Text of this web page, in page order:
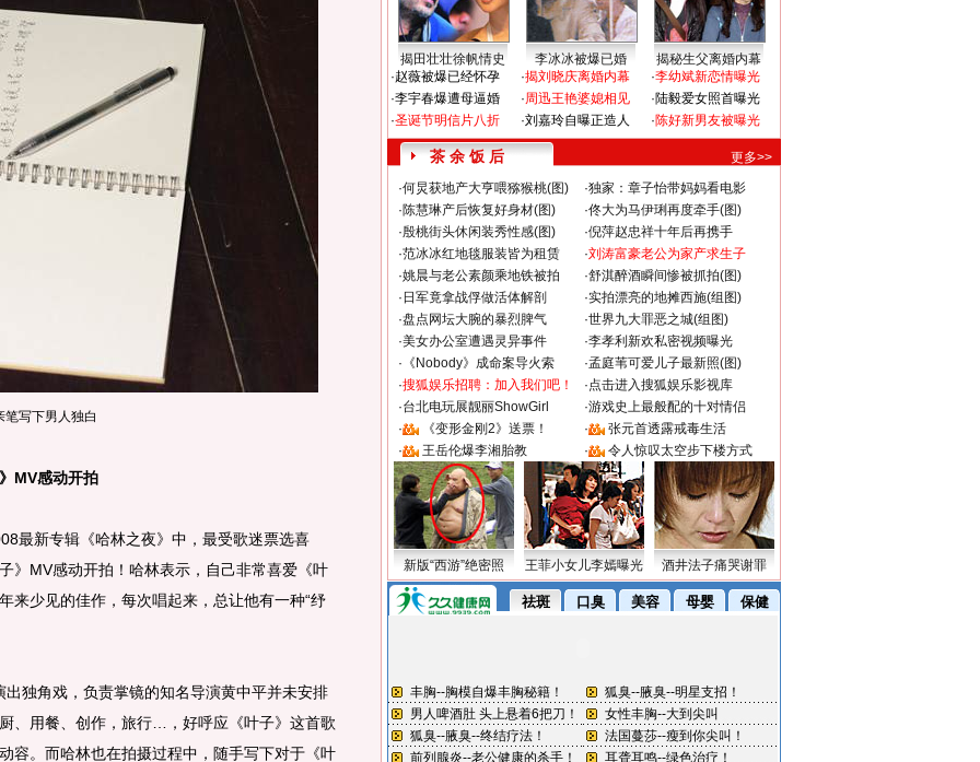
笔写下男人独白
MV感动开拍
新专辑《哈林之夜》中，最受歌迷票选喜
》MV感动开拍！哈林表示，自己非常喜爱《叶
来少见的佳作，每次唱起来，总让他有一种“纾
角戏，负责掌镜的知名导演黄中平并未安排
、用餐、创作，旅行…，好呼应《叶子》这首歌
容。 而哈林也在拍摄过程中，随手写下对于《叶
揭田壮壮徐帆情史 李冰冰被爆已婚
揭秘生父离婚内幕
·赵薇被爆已经怀孕
·李宇春爆遭母逼婚
·圣诞节明信片八折
·揭刘晓庆离婚内幕
·周迅王艳婆媳相见
·刘嘉玲自曝正造人
·李幼斌新恋情曝光
·陆毅爱女照首曝光
·陈好新男友被曝光
茶 余 饭 后
更多>>
·何炅获地产大亨喂猕猴桃(图) ·独家：章子怡带妈妈看电影
·陈慧琳产后恢复好身材(图) ·佟大为马伊琍再度牵手(图)
·殷桃街头休闲装秀性感(图) ·倪萍赵忠祥十年后再携手
·范冰冰红地毯服装皆为租赁 ·刘涛富豪老公为家产求生子
·姚晨与老公素颜乘地铁被拍 ·舒淇醉酒瞬间惨被抓拍(图)
· 日军竟拿战俘做活体解剖 ·实拍漂亮的地摊西施(组图)
·盘点网坛大腕的暴烈脾气 ·世界九大罪恶之城(组图)
·美女办公室遭遇灵异事件 ·李孝利新欢私密视频曝光
· 《Nobody》成命案导火索 ·孟庭苇可爱儿子最新照(图)
·搜狐娱乐招聘：加入我们吧！ ·点击进入搜狐娱乐影视库
·台北电玩展靓丽ShowGirl ·游戏史上最般配的十对情侣
·
《变形金刚2》送票！ ·
张元首透露戒毒生活
·
王岳伦爆李湘胎教 · 令人惊叹太空步下楼方式
新版“西游”绝密照 王菲小女儿李嫣曝光 酒井法子痛哭谢罪